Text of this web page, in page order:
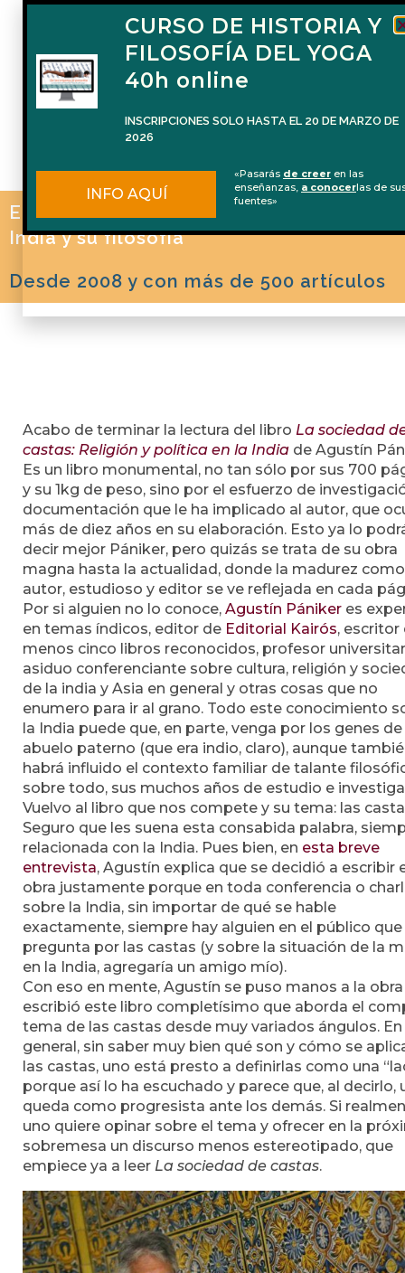
El blog de Naren Herrero sobre Yoga, la
India y su filosofía
Desde 2008 y con más de 500 artículos
Acabo de terminar la lectura del libro La sociedad
castas: Religión y política en la India de Agustín
Es un libro monumental, no tan sólo por sus 700
y su 1kg de peso, sino por el esfuerzo de
documentación que le ha implicado al autor, que
más de diez años en su elaboración. Esto ya lo
decir mejor Pániker, pero quizás se trata de su obra
magna hasta la actualidad, donde la madurez como
autor, estudioso y editor se ve reflejada en cada
Por si alguien no lo conoce, Agustín Pániker es
en temas índicos, editor de Editorial Kairós, escritor
menos cinco libros reconocidos, profesor
asiduo conferenciante sobre cultura, religión y
de la india y Asia en general y otras cosas que no
enumero para ir al grano. Todo este conocimiento
la India puede que, en parte, venga por los genes de
abuelo paterno (que era indio, claro), aunque
habrá influido el contexto familiar de talante
sobre todo, sus muchos años de estudio e
Vuelvo al libro que nos compete y su tema: las
Seguro que les suena esta consabida palabra,
relacionada con la India. Pues bien, en esta breve
entrevista, Agustín explica que se decidió a escribir
obra justamente porque en toda conferencia o
sobre la India, sin importar de qué se hable
exactamente, siempre hay alguien en el público que
pregunta por las castas (y sobre la situación de la
en la India, agregaría un amigo mío).
Con eso en mente, Agustín se puso manos a la
escribió este libro completísimo que aborda el
tema de las castas desde muy variados ángulos. En
general, sin saber muy bien qué son y cómo se
las castas, uno está presto a definirlas como una
porque así lo ha escuchado y parece que, al decirlo,
queda como progresista ante los demás. Si
uno quiere opinar sobre el tema y ofrecer en la
sobremesa un discurso menos estereotipado, que
empiece ya a leer La sociedad de castas.
CURSO DE HISTORIA Y
FILOSOFÍA DEL YOGA
40h online
INSCRIPCIONES SOLO HASTA EL 20 DE MARZO DE
2026
INFO AQUÍ
«Pasarás de creer en las
enseñanzas, a conocerlas de
fuentes»